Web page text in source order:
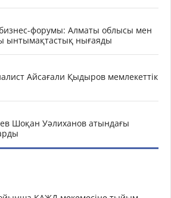
форумы: Алматы облысы мен
ынтымақтастық нығаяды
Айсағали Қыдыров мемлекеттік
Шоқан Уәлиханов атындағы